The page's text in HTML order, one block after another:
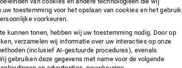
uw toestemming voor het opslaan van cookies en het gebruik
voorkeuren.
kunnen tonen, hebben wij uw toestemming nodig. Door op
verzamelen wij informatie over uw interacties op onze
(inclusief AI-gestuurde procedures), evenals
gebruiken deze gegevens met name voor de volgende